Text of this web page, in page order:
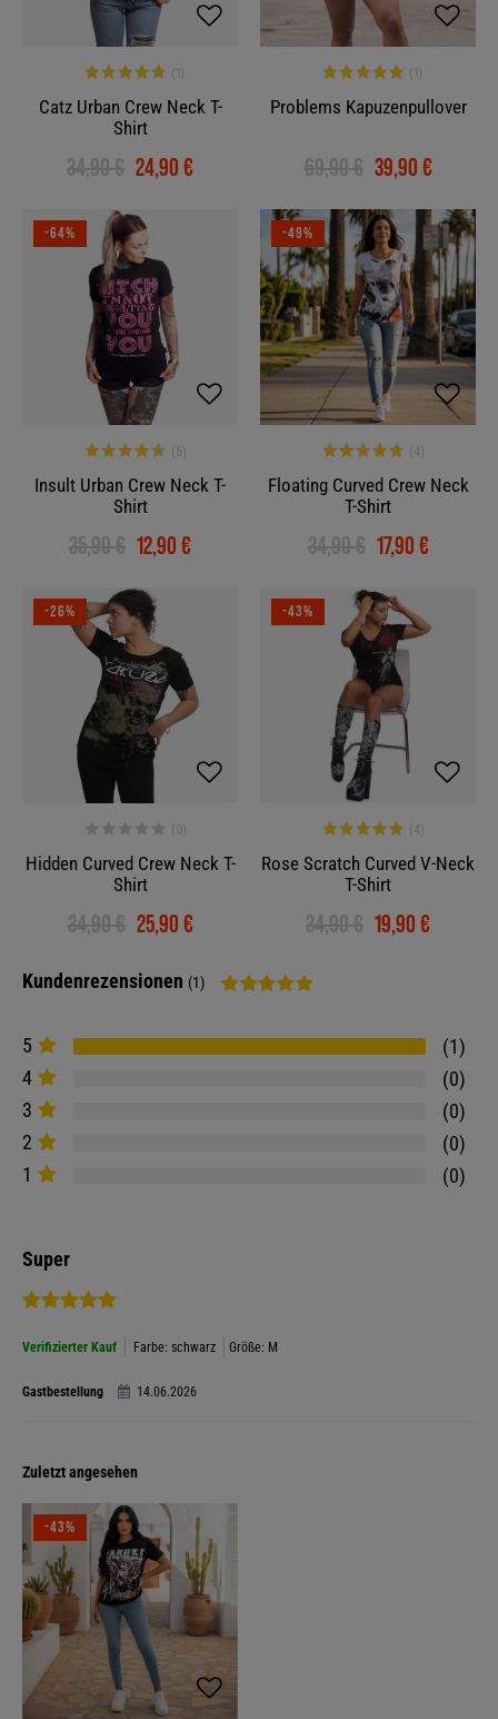
Catz Urban Crew Neck T-
Shirt
34,90 € 24,90 €
Problems Kapuzenpullover
69,90 € 39,90 €
-64%
Insult Urban Crew Neck T-
Shirt
35,90 € 12,90 €
-49%
Floating Curved Crew Neck
T-Shirt
34,90 € 17,90 €
-26%
Hidden Curved Crew Neck T-
Shirt
34,90 € 25,90 €
-43%
Rose Scratch Curved V-Neck
T-Shirt
34,90 € 19,90 €
Kundenrezensionen (1)
5
1
4
0
3
0
2
0
1
0
Super
Verifizierter Kauf Farbe: schwarz Größe: M
Gastbestellung 14.06.2026
Zuletzt angesehen
-43%